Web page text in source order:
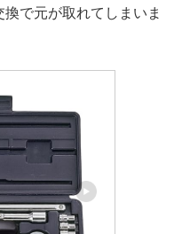
で元が取れてしまいま